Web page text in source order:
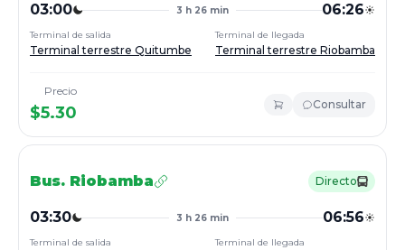
03:00 3 h 26 min 06:26
Terminal de salida
Terminal terrestre Quitumbe
Terminal de llegada
Terminal terrestre Riobamba
Precio
$5.30 Consultar
Bus. Riobamba Directo
03:30 3 h 26 min 06:56
Terminal de salida Terminal de llegada